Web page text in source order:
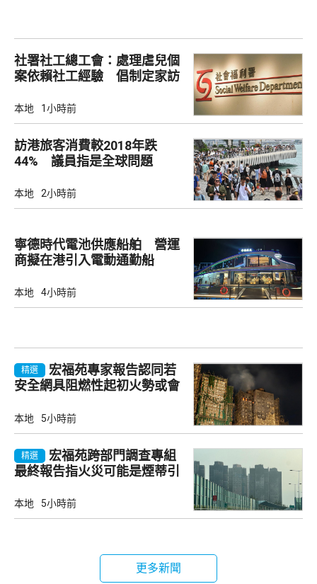
社署社工總工會：處理虐兒個
案依賴社工經驗 倡制定家訪
本地 1小時前
訪港旅客消費較2018年跌
44% 議員指是全球問題
本地 2小時前
寧德時代電池供應船舶 營運
商擬在港引入電動通勤船
本地 4小時前
精選
宏福苑專家報告認同若
安全網具阻燃性起初火勢或會
本地 5小時前
精選
宏福苑跨部門調查專組
最終報告指火災可能是煙蒂引
本地 5小時前
更多新聞